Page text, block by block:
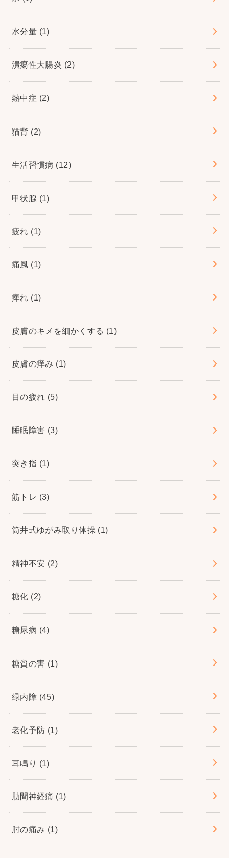
水分量 (1)
潰瘍性大腸炎 (2)
熱中症 (2)
猫背 (2)
生活習慣病 (12)
甲状腺 (1)
疲れ (1)
痛風 (1)
痺れ (1)
皮膚のキメを細かくする (1)
皮膚の痒み (1)
目の疲れ (5)
睡眠障害 (3)
突き指 (1)
筋トレ (3)
筒井式ゆがみ取り体操 (1)
精神不安 (2)
糖化 (2)
糖尿病 (4)
糖質の害 (1)
緑内障 (45)
老化予防 (1)
耳鳴り (1)
肋間神経痛 (1)
肘の痛み (1)